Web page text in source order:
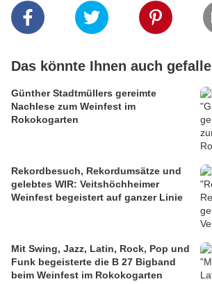
Das könnte Ihnen auch
Günther Stadtmüllers gereimte
Nachlese zum Weinfest im
Rokokogarten
Rekordbesuch, Rekordumsätze und
gelebtes WIR: Veitshöchheimer
Weinfest begeistert auf ganzer Linie
Mit Swing, Jazz, Latin, Rock, Pop und
Funk begeisterte die B 27 Bigband
beim Weinfest im Rokokogarten